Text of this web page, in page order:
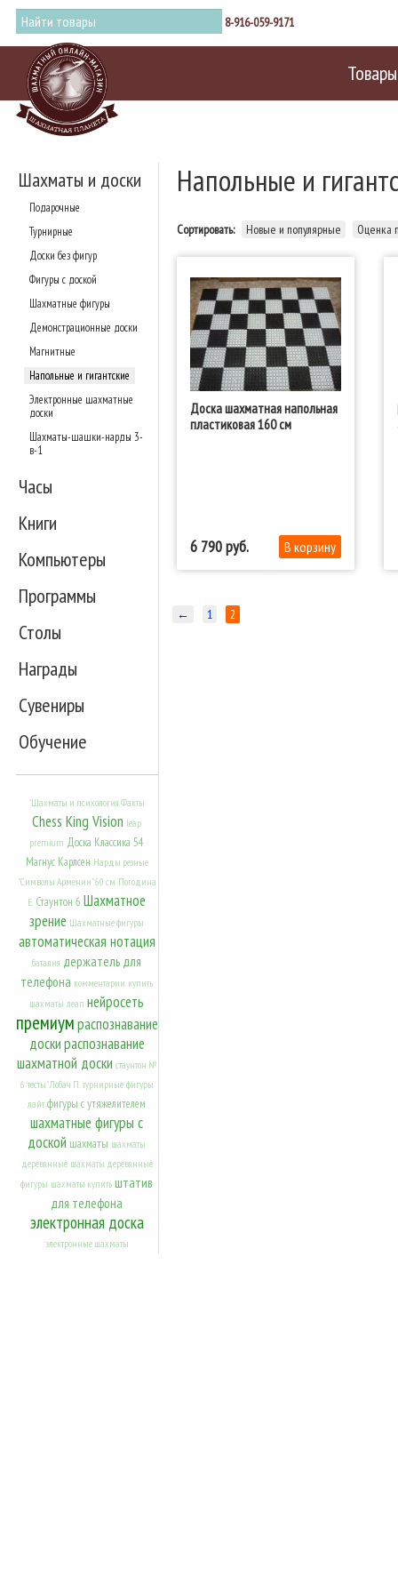
8-916-059-9171
Товары
Шахматы и доски
Подарочные
Турнирные
Доски без фигур
Фигуры с доской
Шахматные фигуры
Демонстрационные доски
Магнитные
Напольные и гигантские
Электронные шахматные
доски
Шахматы-шашки-нарды 3-
в-1
Часы
Книги
Компьютеры
Программы
Столы
Награды
Сувениры
Обучение
"Шахматы и психология. Факты
Chess King Vision leap
premium Доска Классика 54
Магнус Карлсен Нарды резные
"Символы Армении" 60 см Погодина
Е. Стаунтон 6 Шахматное
зрение Шахматные фигуры
автоматическая нотация
баталия держатель для
телефона комментарии купить
шахматы леап нейросеть
премиумраспознавание
доскираспознавание
шахматной доски стаунтон №
6 тесты" Лобач П. турнирные фигуры
лайт фигуры с утяжелителем
шахматные фигуры с
доской шахматы шахматы
деревянные шахматы деревянные
фигуры шахматы купить штатив
для телефона
электронная доска
электронные шахматы
Напольные и
Сортировать: Новые и популярные Оценка
Доска шахматная напольная
пластиковая 160 см
6 790
← 1 2